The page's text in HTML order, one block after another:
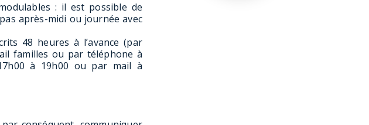
: il est possible de
après-midi ou journée avec
48 heures à l’avance (par
familles ou par téléphone à
à 19h00 ou par mail à